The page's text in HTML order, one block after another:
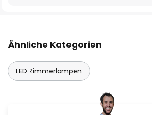
Ähnliche Kategorien
LED Zimmerlampen